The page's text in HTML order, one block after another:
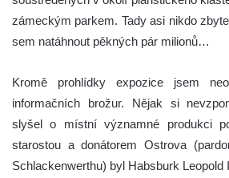
zámeckým parkem. Tady asi nikdo
sem natáhnout pěkných pár milionů…
Kromě prohlídky expozice jsem
informačních brožur. Nějak si
slyšel o místní významné produkci
starostou a donátorem Ostrova
Schlackenwerthu) byl Habsburk Leopold